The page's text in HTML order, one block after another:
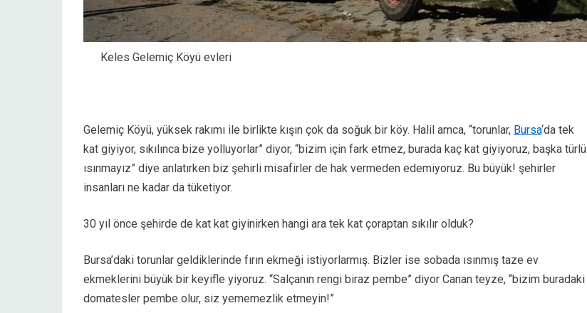
Keles Gelemiç Köyü evleri
Gelemiç Köyü, yüksek rakımı ile birlikte kışın çok da soğuk bir köy. Halil amca, “torunlar, Bursa‘da tek
kat giyiyor, sıkılınca bize yolluyorlar” diyor, “bizim için fark etmez, burada kaç kat giyiyoruz, başka türlü
ısınmayız” diye anlatırken biz şehirli misafirler de hak vermeden edemiyoruz. Bu büyük! şehirler
insanları ne kadar da tüketiyor.
30 yıl önce şehirde de kat kat giyinirken hangi ara tek kat çoraptan sıkılır olduk?
Bursa’daki torunlar geldiklerinde fırın ekmeği istiyorlarmış. Bizler ise sobada ısınmış taze ev
ekmeklerini büyük bir keyifle yiyoruz. “Salçanın rengi biraz pembe” diyor Canan teyze, “bizim buradaki
domatesler pembe olur, siz yememezlik etmeyin!”